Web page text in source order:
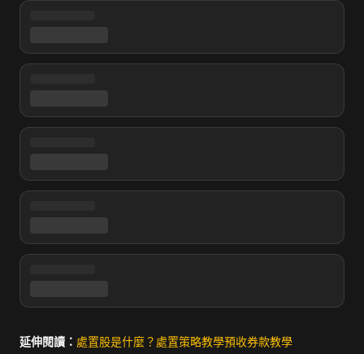
延伸閱讀： 處置股是什麼？ 處置策略教學預收券款教學